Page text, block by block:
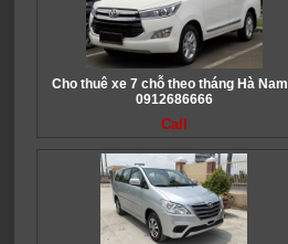
Cho thuê xe 7 chỗ theo tháng Hà
0912686666
Call